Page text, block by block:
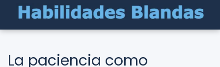
La paciencia como